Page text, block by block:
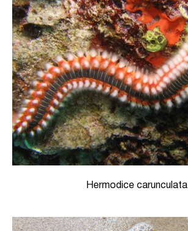
Hermodice carunculata